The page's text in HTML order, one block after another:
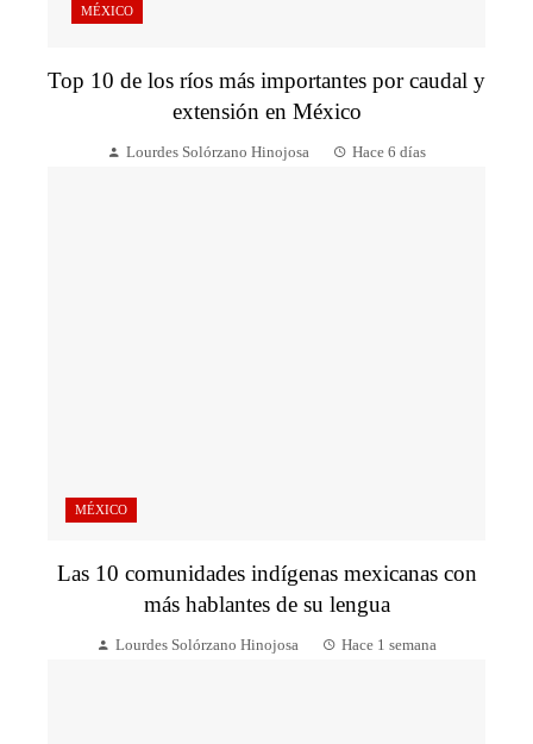
MÉXICO
Top 10 de los ríos más importantes por caudal y
extensión en México
Lourdes Solórzano Hinojosa Hace 6 días
MÉXICO
Las 10 comunidades indígenas mexicanas con
más hablantes de su lengua
Lourdes Solórzano Hinojosa Hace 1 semana